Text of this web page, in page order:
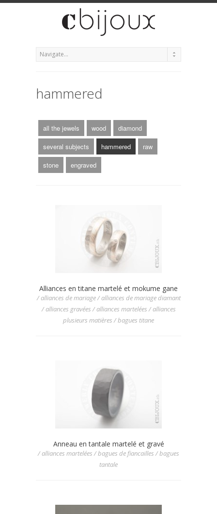
hammered
all the jewels wood
diamond
several subjects
hammered
raw
stone
engraved
Alliances en titane martelé et mokume gane
/ alliances de mariage / alliances de mariage diamant
/ alliances gravées / alliances martelées / alliances
plusieurs matières / bagues titane
Anneau en tantale martelé et gravé
/ alliances martelées / bagues de fiancailles / bagues
tantale